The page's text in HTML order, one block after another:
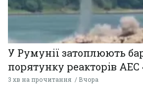
У Румунії затоплюють
порятунку реакторів АЕС
3 хв на прочитання Вчора